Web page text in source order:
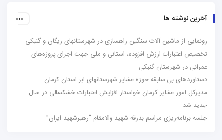
آخرین نوشته ها
رونمایی از ماشین آلات سنگین راهسازی در شهرستانهای ریگان و گنبکی
تخصیص اعتبارات ارزش افزوده، استانی و ملی جهت اجرای پروژه‌های
عمرانی در شهرستان گنبکی
دستاوردهای بی سابقه حوزه عشایر شهرستانهای ابر استان کرمان
مدیرکل امور عشایر کرمان خواستار افزایش اعتبارات خشکسالی در سال
جدید شد
جلسه برنامه‌ریزی مراسم بدرقه شهید والامقام “رهبرشهید ایران”